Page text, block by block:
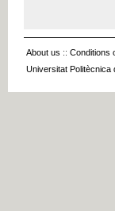
About us :: Conditions
Universitat Politècnica